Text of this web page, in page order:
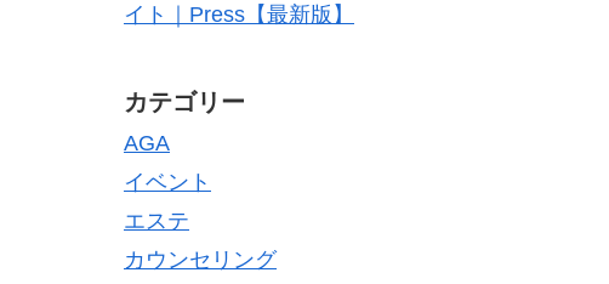
イト｜Press【最新版】
カテゴリー
AGA
イベント
エステ
カウンセリング